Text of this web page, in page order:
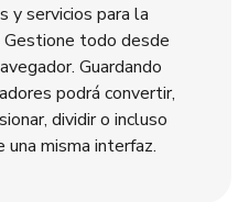
y servicios para la
todo desde
Guardando
podrá convertir,
dividir o incluso
misma interfaz.